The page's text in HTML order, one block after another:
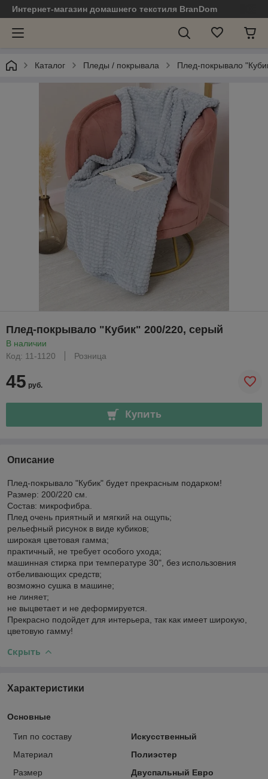
Интернет-магазин домашнего текстиля BranDom
Каталог Пледы / покрывала Плед-покрывало
Плед-покрывало "Кубик" 200/220, серый
В наличии
Код: 11-1120
Розница
45 руб.
Купить
Описание
Плед-покрывало "Кубик" будет прекрасным подарком!
Размер: 200/220 см.
Состав: микрофибра.
Плед очень приятный и мягкий на ощупь;
рельефный рисунок в виде кубиков;
широкая цветовая гамма;
практичный, не требует особого ухода;
машинная стирка при температуре 30", без использовния
отбеливающих средств;
возможно сушка в машине;
не линяет;
не выцветает и не деформируется.
Прекрасно подойдет для интерьера, так как имеет широкую,
цветовую гамму!
Скрыть
Характеристики
Основные
Тип по составу
Искусственный
Материал
Полиэстер
Размер
Двуспальный Евро